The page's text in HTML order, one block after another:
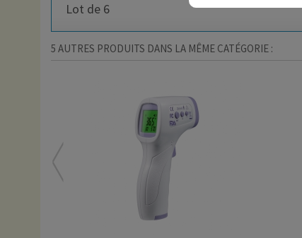
Lot de 6
5 AUTRES PRODUITS DANS LA MÊME CATÉGORIE :